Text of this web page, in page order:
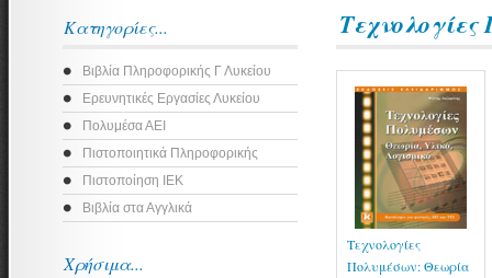
Κατηγορίες...
Βιβλία Πληροφορικής Γ Λυκείου
Ερευνητικές Εργασίες Λυκείου
Πολυμέσα ΑΕΙ
Πιστοποιητικά Πληροφορικής
Πιστοποίηση ΙΕΚ
Βιβλία στα Αγγλικά
Χρήσιμα...
Τεχνολογίες
Πολυμέσων: Θεωρία